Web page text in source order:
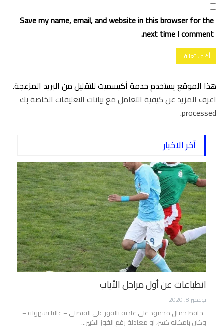
Save my name, email, and website in this browser for the
next time I comment.
هذا الموقع يستخدم خدمة أكيسميت للتقليل من البريد المزعجة.
اعرف المزيد عن كيفية التعامل مع بيانات التعليقات الخاصة بك
processed
.
آخر الاخبار
انطباعات عن أول مراحل الأياب
نوفمبر 8, 2020
حافظ جمال محمود على عادته بالفوز على الفيصلي – غالبا بسهولة –
وكان بامكانه كسر، او معادلة رقم الفوز الكبير…